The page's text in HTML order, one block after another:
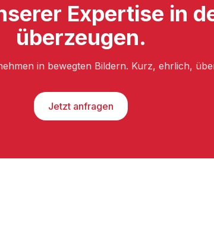
Expertise in
überzeugen.
in bewegten Bildern. Kurz, ehrlich,
Jetzt anfragen